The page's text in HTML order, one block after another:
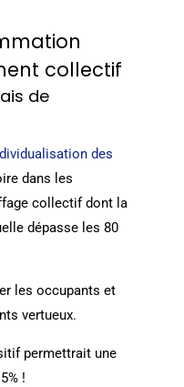
collectif
de
des
dans les
collectif dont la
dépasse les 80
les occupants et
vertueux.
permettrait une
!